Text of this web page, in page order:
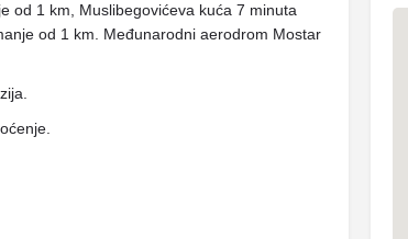
od 1 km, Muslibegovićeva kuća 7 minuta
od 1 km. Međunarodni aerodrom Mostar